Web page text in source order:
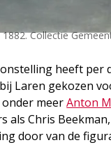
Collectie
heeft per
Laren gekozen
onder meerAnton
als Chris
door van de